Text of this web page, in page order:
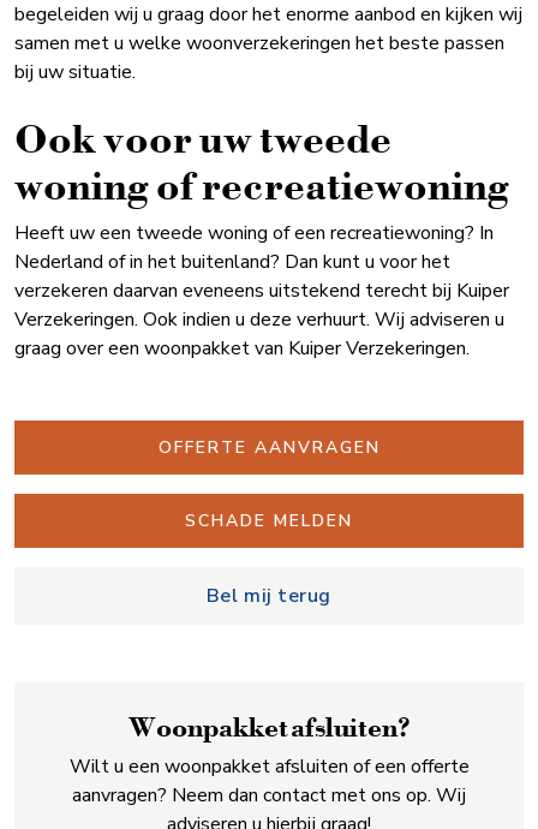
begeleiden wij u graag door het enorme aanbod en kijken wij
samen met u welke woonverzekeringen het beste passen
bij uw situatie.
Ook voor uw tweede
woning of recreatiewoning
Heeft uw een tweede woning of een recreatiewoning? In
Nederland of in het buitenland? Dan kunt u voor het
verzekeren daarvan eveneens uitstekend terecht bij Kuiper
Verzekeringen. Ook indien u deze verhuurt. Wij adviseren u
graag over een woonpakket van Kuiper Verzekeringen.
OFFERTE AANVRAGEN
SCHADE MELDEN
Bel mij terug
Woonpakket afsluiten?
Wilt u een woonpakket afsluiten of een offerte
aanvragen? Neem dan contact met ons op. Wij